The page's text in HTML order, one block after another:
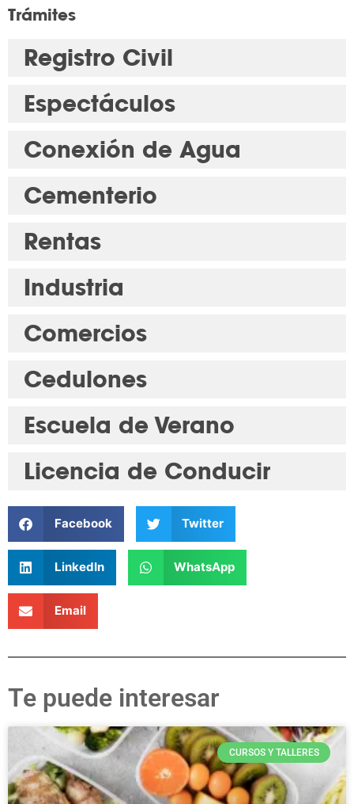
Trámites
Registro Civil
Espectáculos
Conexión de Agua
Cementerio
Rentas
Industria
Comercios
Cedulones
Escuela de Verano
Licencia de Conducir
Facebook Twitter
LinkedIn WhatsApp
Email
Te puede interesar
CURSOS Y TALLERES